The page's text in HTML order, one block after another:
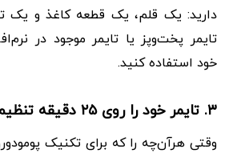
دارید: یک قلم، یک قطعه کاغذ و یک
تایمر پخت‌وپز یا تایمر موجود در
خود استفاده کنید.
۳. تایمر خود را روی ۲۵ دقیقه تنظیم کنید
وقتی هرآن‌‌چه را که برای تکنیک